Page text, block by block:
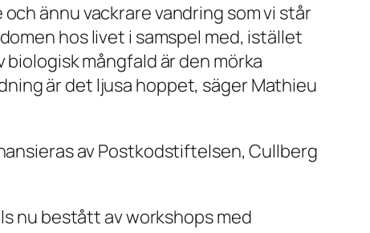
ännu vackrare vandring som vi står
hos livet i samspel med, istället
mångfald är den mörka
är det ljusa hoppet, säger Mathieu
av Postkodstiftelsen, Cullberg
nu bestått av workshops med